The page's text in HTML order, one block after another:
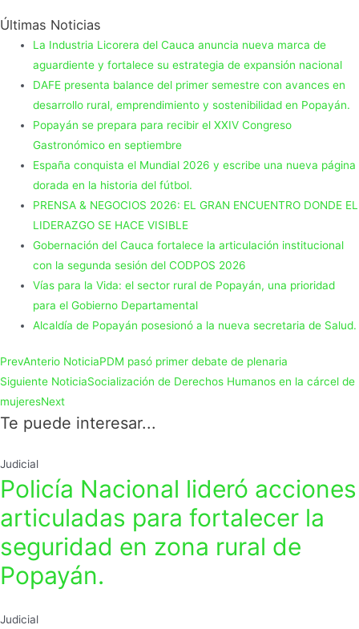
Últimas Noticias
La Industria Licorera del Cauca anuncia nueva marca de
aguardiente y fortalece su estrategia de expansión nacional
DAFE presenta balance del primer semestre con avances en
desarrollo rural, emprendimiento y sostenibilidad en Popayán.
Popayán se prepara para recibir el XXIV Congreso
Gastronómico en septiembre
España conquista el Mundial 2026 y escribe una nueva página
dorada en la historia del fútbol.
PRENSA & NEGOCIOS 2026: EL GRAN ENCUENTRO DONDE EL
LIDERAZGO SE HACE VISIBLE
Gobernación del Cauca fortalece la articulación institucional
con la segunda sesión del CODPOS 2026
Vías para la Vida: el sector rural de Popayán, una prioridad
para el Gobierno Departamental
Alcaldía de Popayán posesionó a la nueva secretaria de Salud.
PrevAnterio NoticiaPDM pasó primer debate de plenaria
Siguiente NoticiaSocialización de Derechos Humanos en la cárcel de
mujeresNext
Te puede interesar...
Judicial
Policía Nacional lideró acciones
articuladas para fortalecer la
seguridad en zona rural de
Popayán.
Judicial